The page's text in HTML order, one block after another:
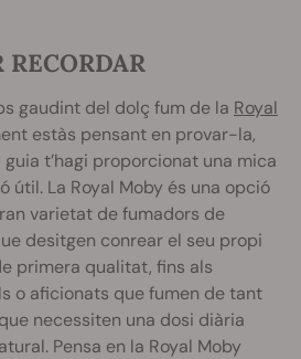
RECORDAR
gaudint del dolç fum de la Royal
estàs pensant en provar-la,
t’hagi proporcionat una mica
útil. La Royal Moby és una opció
varietat de fumadors de
desitgen conrear el seu propi
primera qualitat, fins als
o aficionats que fumen de tant
necessiten una dosi diària
Pensa en la Royal Moby